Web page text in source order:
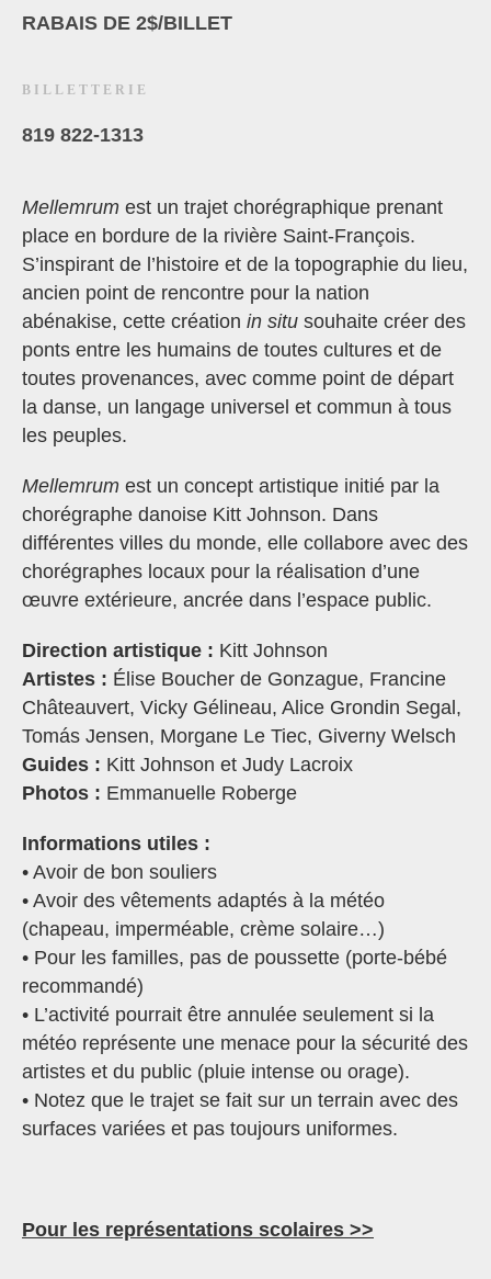
RABAIS DE 2$/BILLET
BILLETTERIE
819 822-1313
Mellemrum est un trajet chorégraphique prenant
place en bordure de la rivière Saint-François.
S’inspirant de l’histoire et de la topographie du lieu,
ancien point de rencontre pour la nation
abénakise, cette création in situ souhaite créer des
ponts entre les humains de toutes cultures et de
toutes provenances, avec comme point de départ
la danse, un langage universel et commun à tous
les peuples.
Mellemrum est un concept artistique initié par la
chorégraphe danoise Kitt Johnson. Dans
différentes villes du monde, elle collabore avec des
chorégraphes locaux pour la réalisation d’une
œuvre extérieure, ancrée dans l’espace public.
Direction artistique : Kitt Johnson
Artistes : Élise Boucher de Gonzague, Francine
Châteauvert, Vicky Gélineau, Alice Grondin Segal,
Tomás Jensen, Morgane Le Tiec, Giverny Welsch
Guides : Kitt Johnson et Judy Lacroix
Photos : Emmanuelle Roberge
Informations utiles :
• Avoir de bon souliers
• Avoir des vêtements adaptés à la météo
(chapeau, imperméable, crème solaire…)
• Pour les familles, pas de poussette (porte-bébé
recommandé)
• L’activité pourrait être annulée seulement si la
météo représente une menace pour la sécurité des
artistes et du public (pluie intense ou orage).
• Notez que le trajet se fait sur un terrain avec des
surfaces variées et pas toujours uniformes.
Pour les représentations scolaires >>